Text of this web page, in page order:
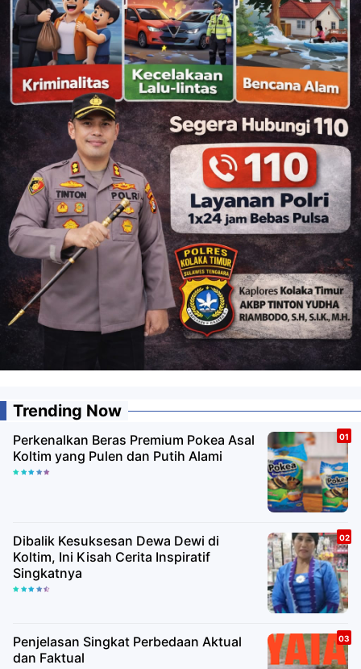
Trending Now
Perkenalkan Beras Premium Pokea Asal
Koltim yang Pulen dan Putih Alami
Dibalik Kesuksesan Dewa Dewi di
Koltim, Ini Kisah Cerita Inspiratif
Singkatnya
Penjelasan Singkat Perbedaan Aktual
dan Faktual